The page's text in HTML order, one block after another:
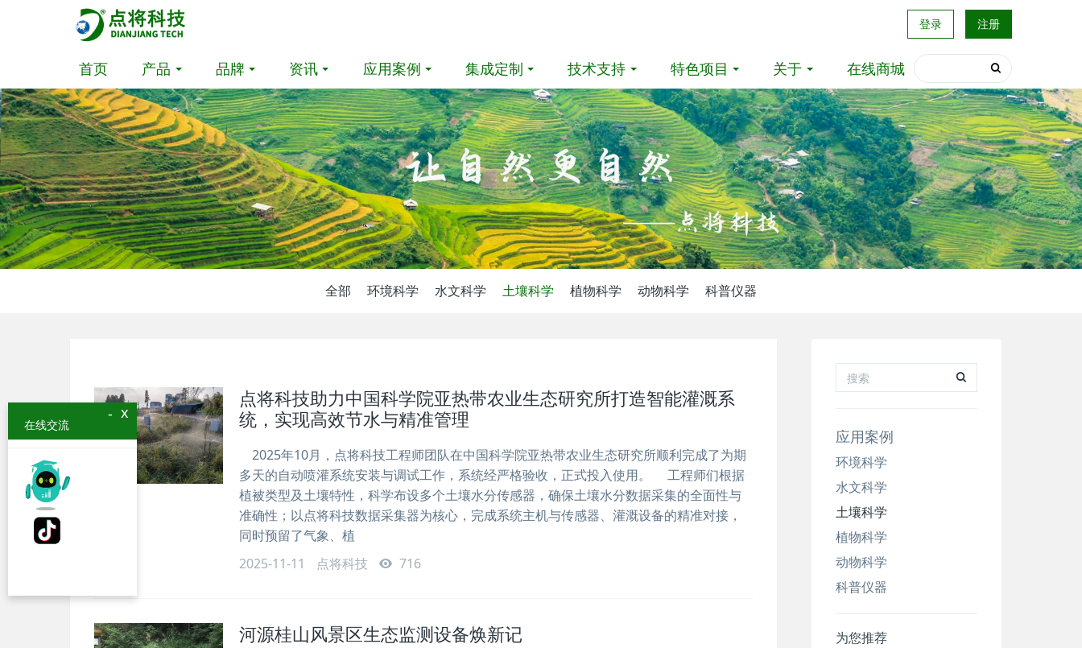
登录 注册
首页 产品 品牌 资讯 应用案例 集成定制 技术支持 特色项目 关于 在线商城
全部 环境科学 水文科学 土壤科学 植物科学 动物科学 科普仪器
点将科技助力中国科学院亚热带农业生态研究所打造智能灌溉系
统，实现高效节水与精准管理
2025年10月，点将科技工程师团队在中国科学院亚热带农业生态研究所顺利完成了为期
多天的自动喷灌系统安装与调试工作，系统经严格验收，正式投入使用。 工程师们根据
植被类型及土壤特性，科学布设多个土壤水分传感器，确保土壤水分数据采集的全面性与
准确性；以点将科技数据采集器为核心，完成系统主机与传感器、灌溉设备的精准对接，
同时预留了气象、植
2025-11-11
点将科技 716
河源桂山风景区生态监测设备焕新记
应用案例
环境科学
水文科学
土壤科学
植物科学
动物科学
科普仪器
为您推荐
x
-
在线交流